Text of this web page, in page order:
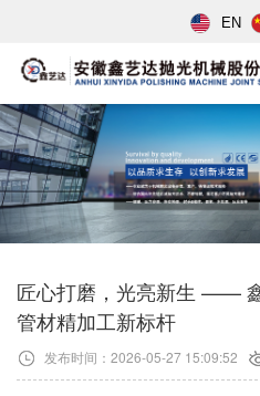
EN
匠心打磨，光亮新生 ——
管材精加工新标杆
发布时间：2026-05-27 15:09:52